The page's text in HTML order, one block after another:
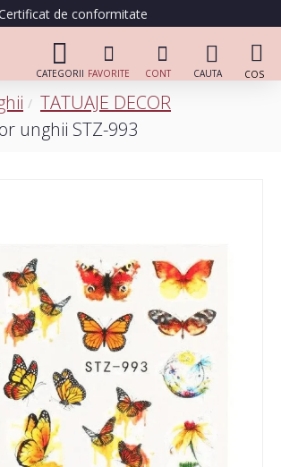
de conformitate
TATUAJE DECOR
unghii STZ-993